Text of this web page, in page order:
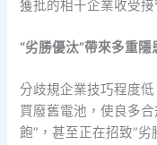
獲批的相干企業收受
“劣勝優汰”帶來多重隱
分歧規企業技巧程度
買廢舊電池，使良多
飽”，甚至正在招致“